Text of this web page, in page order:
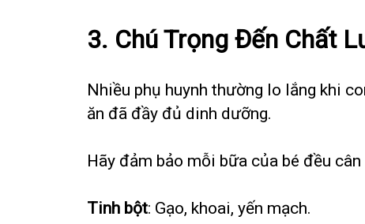
3. Chú Trọng Đến Chất
Nhiều phụ huynh thường lo lắng khi
ăn đã đầy đủ dinh dưỡng.
Hãy đảm bảo mỗi bữa của bé đều
Tinh bột: Gạo, khoai, yến mạch.